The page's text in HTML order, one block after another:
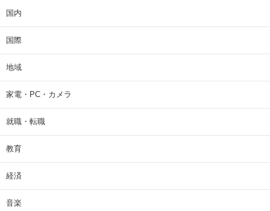
国内
国際
地域
家電・PC・カメラ
就職・転職
教育
経済
音楽